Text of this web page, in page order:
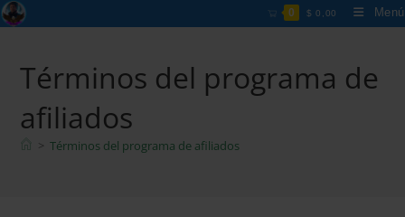
Ir
al
0 $ 0,00 Menú
Términos del programa de
afiliados
> Términos del programa de afiliados